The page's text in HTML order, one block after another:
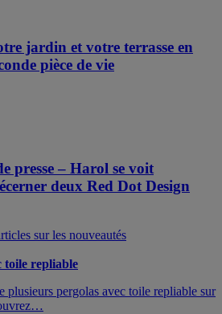
jardin et votre terrasse en
pièce de vie
presse – Harol se voit
deux Red Dot Design
sur les nouveautés
toile repliable
plusieurs pergolas avec toile repliable sur